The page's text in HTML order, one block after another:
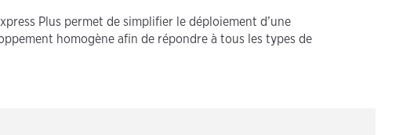
Plus permet de simplifier le déploiement d’une
homogène afin de répondre à tous les types de